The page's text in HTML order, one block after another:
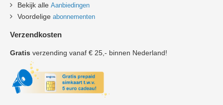
Bekijk alle Aanbiedingen
Voordelige abonnementen
Verzendkosten
Gratis verzending vanaf € 25,- binnen Nederland!